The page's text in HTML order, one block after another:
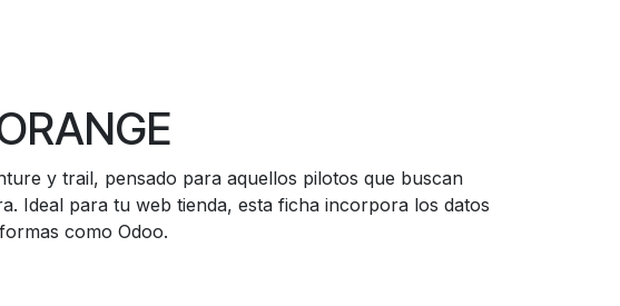
y trail, pensado para aquellos pilotos que buscan
Ideal para tu web tienda, esta ficha incorpora los datos
como Odoo.